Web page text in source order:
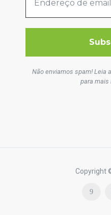
Não enviamos spam! Leia
para mais
Copyright